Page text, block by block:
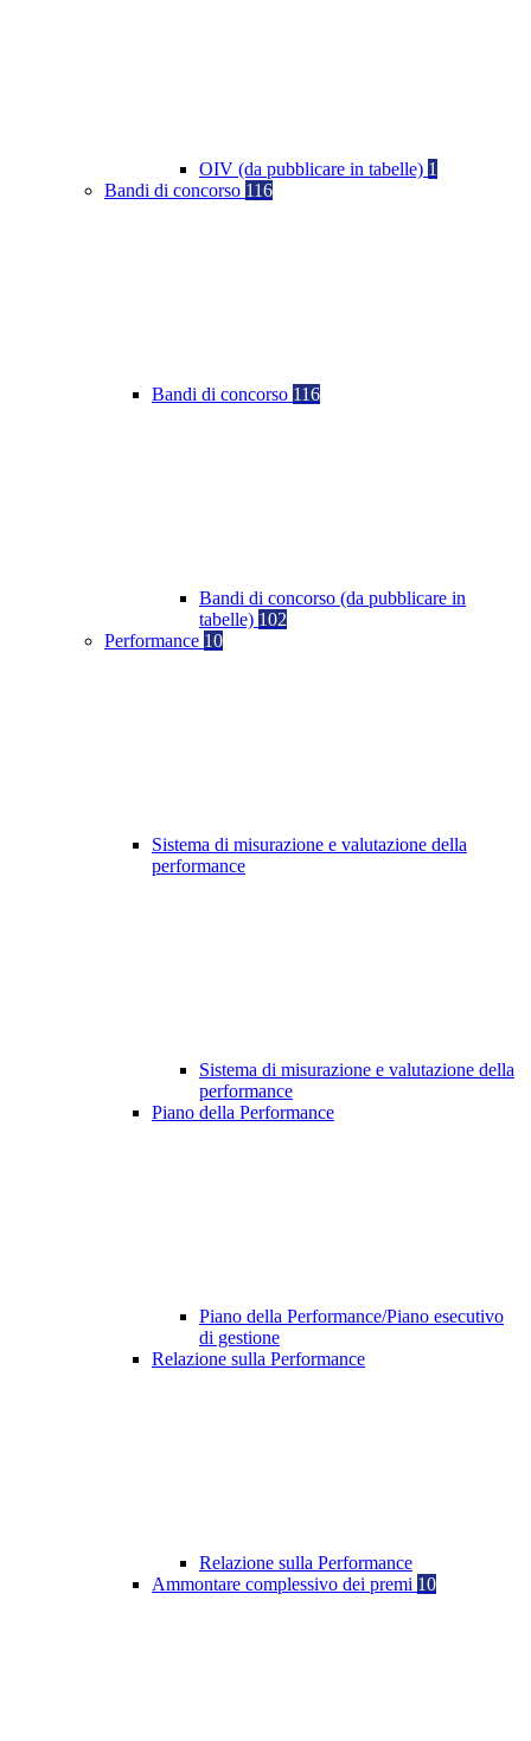
OIV (da pubblicare in tabelle) 1
Bandi di concorso 116
Bandi di concorso 116
Bandi di concorso (da pubblicare in
tabelle) 102
Performance 10
Sistema di misurazione e valutazione della
performance
Sistema di misurazione e valutazione della
performance
Piano della Performance
Piano della Performance/Piano esecutivo
di gestione
Relazione sulla Performance
Relazione sulla Performance
Ammontare complessivo dei premi 10